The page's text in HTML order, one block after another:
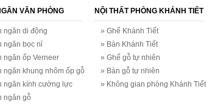
VĂN PHÒNG
ngăn di động
ngăn bọc nỉ
ngăn ốp Verneer
ngăn khung nhôm ốp gỗ
ngăn kính cường lực
ngăn gỗ
NỘI THẤT PHÒNG KHÁNH TIẾT
» Ghế Khánh Tiết
» Bàn Khánh Tiết
» Ghế gỗ tự nhiên
» Bàn gỗ tự nhiên
» Không gian phòng Khánh Tiết